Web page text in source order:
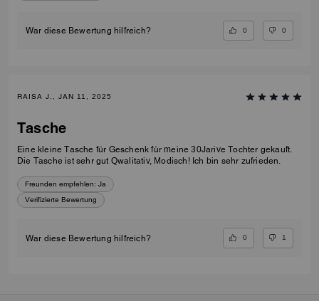
War diese Bewertung hilfreich? 0 0
RAISA J., JAN 11, 2025
Tasche
Eine kleine Tasche für Geschenk für meine 30Jarive Tochter gekauft.
Die Tasche ist sehr gut Qwalitativ, Modisch! Ich bin sehr zufrieden.
Freunden empfehlen: Ja
Verifizierte Bewertung
War diese Bewertung hilfreich? 0 1